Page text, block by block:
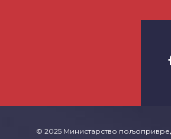
© 2025 Министарство